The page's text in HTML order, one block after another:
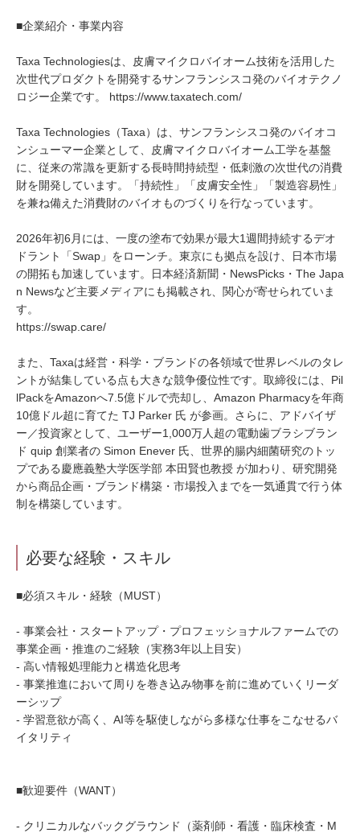
■企業紹介・事業内容
Taxa Technologiesは、皮膚マイクロバイオーム技術を活用した
次世代プロダクトを開発するサンフランシスコ発のバイオテクノ
ロジー企業です。 https://www.taxatech.com/
Taxa Technologies（Taxa）は、サンフランシスコ発のバイオコ
ンシューマー企業として、皮膚マイクロバイオーム工学を基盤
に、従来の常識を更新する長時間持続型・低刺激の次世代の消費
財を開発しています。「持続性」「皮膚安全性」「製造容易性」
を兼ね備えた消費財のバイオものづくりを行なっています。
2026年初6月には、一度の塗布で効果が最大1週間持続するデオ
ドラント「Swap」をローンチ。東京にも拠点を設け、日本市場
の開拓も加速しています。日本経済新聞・NewsPicks・The Japa
n Newsなど主要メディアにも掲載され、関心が寄せられていま
す。
https://swap.care/
また、Taxaは経営・科学・ブランドの各領域で世界レベルのタレ
ントが結集している点も大きな競争優位性です。取締役には、Pil
lPackをAmazonへ7.5億ドルで売却し、Amazon Pharmacyを年商
10億ドル超に育てた TJ Parker 氏 が参画。さらに、アドバイザ
ー／投資家として、ユーザー1,000万人超の電動歯ブラシブラン
ド quip 創業者の Simon Enever 氏、世界的腸内細菌研究のトッ
プである慶應義塾大学医学部 本田賢也教授 が加わり、研究開発
から商品企画・ブランド構築・市場投入までを一気通貫で行う体
制を構築しています。
必要な経験・スキル
■必須スキル・経験（MUST）
- 事業会社・スタートアップ・プロフェッショナルファームでの
事業企画・推進のご経験（実務3年以上目安）
- 高い情報処理能力と構造化思考
- 事業推進において周りを巻き込み物事を前に進めていくリーダ
ーシップ
- 学習意欲が高く、AI等を駆使しながら多様な仕事をこなせるバ
イタリティ
■歓迎要件（WANT）
- クリニカルなバックグラウンド（薬剤師・看護・臨床検査・M